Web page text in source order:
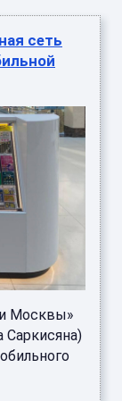
сеть
Москвы»
Саркисяна)